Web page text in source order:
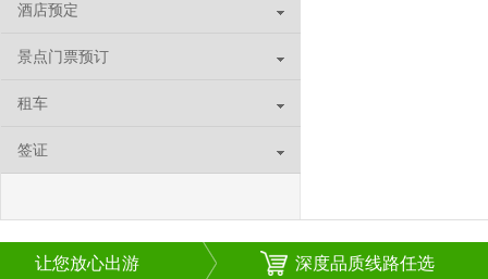
酒店预定
景点门票预订
租车
签证
让您放心出游 深度品质线路任选